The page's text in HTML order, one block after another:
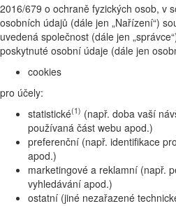
2016/679 o ochraně fyzických osob, v
osobních údajů (dále jen „Nařízení“)
uvedená společnost (dále jen
poskytnuté osobní údaje (dále jen
cookies
pro účely:
statistické(1) (např. doba vaší
používaná část webu apod.)
preferenční (např. identifikace
apod.)
marketingové a reklamní (např.
vyhledávání apod.)
ostatní (jiné nezařazené